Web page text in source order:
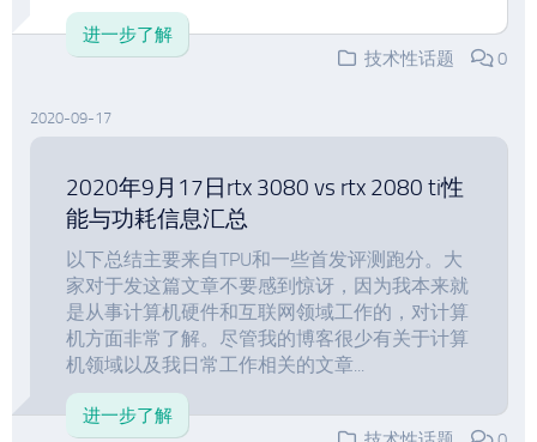
进一步了解
技术性话题
0
2020-09-17
2020年9月17日rtx 3080 vs rtx 2080 ti性
能与功耗信息汇总
以下总结主要来自TPU和一些首发评测跑分。大
家对于发这篇文章不要感到惊讶，因为我本来就
是从事计算机硬件和互联网领域工作的，对计算
机方面非常了解。尽管我的博客很少有关于计算
机领域以及我日常工作相关的文章...
进一步了解